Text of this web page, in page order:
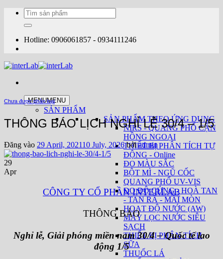
dung
Tìm
kiếm:
Hotline: 0906061857 - 0934111246
MENUMENU
SẢN PHẨM
SẢN PHẨM THEO ỨNG DỤNG
NIRS - QUANG PHỔ CẬN
HỒNG NGOẠI
THIẾT BỊ PHÂN TÍCH TỰ
ĐỘNG - Online
ĐO MÀU SẮC
BỘT MÌ - NGŨ CỐC
QUANG PHỔ UV-VIS
ĐO ĐỘ CỨNG - HOÀ TAN
- TAN RÃ - MÀI MÒN
HOẠT ĐỘ NƯỚC (AW)
MÁY LỌC NƯỚC SIÊU
SẠCH
THIẾT BỊ PHÂN TÍCH
SỮA
THUỐC LÁ
Chưa được phân loại
THÔNG BÁO LỊCH NGHỈ LỄ 30/4 – 1/5
Đăng vào 29 April, 202110 July, 2026 bởiadmin
29
Apr
CÔNG TY CỔ PHẦN INTERLAB
THÔNG BÁO
Nghỉ lễ, Giải phóng miền nam 30/4 – Quốc tế lao
động 1/5